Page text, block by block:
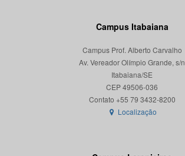
Campus Itabaiana
Campus Prof. Alberto Carvalho
Av. Vereador Olímpio Grande, s/n
Itabaiana/SE
CEP 49506-036
Localização